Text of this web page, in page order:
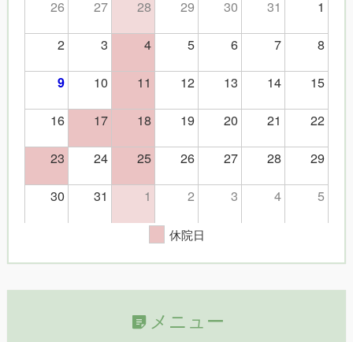
26 27 28 29 30 31
1
2
3 4 5 6 7 8
9 10 11 12 13 14
15
16
17 18 19 20 21
22
23
24 25 26 27 28
29
30
31 1 2 3 4 5
休院日
メニュー